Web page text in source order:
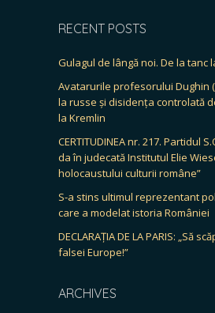
RECENT POSTS
Gulagul de lângă noi. De la tanc
Avatarurile profesorului Dughin
la russe și disidența controlată
la Kremlin
CERTITUDINEA nr. 217. Partidul
da în judecată Institutul Elie
holocaustului culturii române”
S-a stins ultimul reprezentant
care a modelat istoria României
DECLARAȚIA DE LA PARIS: „Să
falsei Europe!”
ARCHIVES